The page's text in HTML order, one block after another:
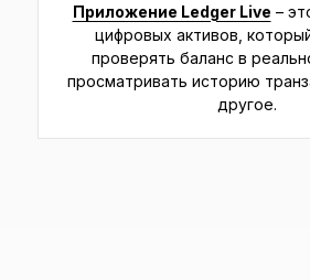
Приложение Ledger Live –
цифровых активов,
проверять баланс в
просматривать историю
другое.